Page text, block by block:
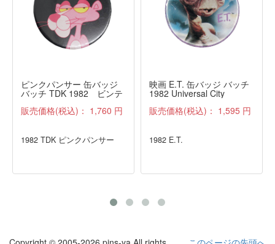
ピンクパンサー 缶バッジ
バッチ TDK 1982 ビンテ
ージ
販売価格(税込)： 1,760 円
1982 TDK ピンクパンサー
映画 E.T. 缶バッジ バッチ
1982 Universal City
販売価格(税込)： 1,595 円
1982 E.T.